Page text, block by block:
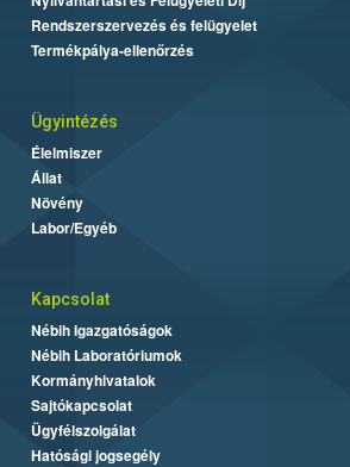
Rendszerszervezés és felügyelet
Termékpálya-ellenőrzés
Ügyintézés
Élelmiszer
Állat
Növény
Labor/Egyéb
Kapcsolat
Nébih Igazgatóságok
Nébih Laboratóriumok
Kormányhivatalok
Sajtókapcsolat
Ügyfélszolgálat
Hatósági jogsegély